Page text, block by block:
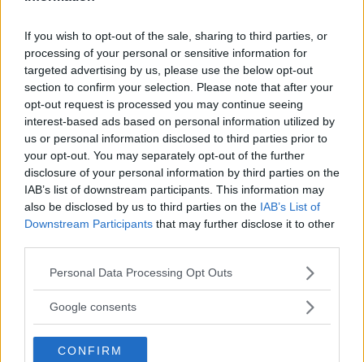
If you wish to opt-out of the sale, sharing to third parties, or
processing of your personal or sensitive information for
targeted advertising by us, please use the below opt-out
section to confirm your selection. Please note that after your
opt-out request is processed you may continue seeing
interest-based ads based on personal information utilized by
us or personal information disclosed to third parties prior to
your opt-out. You may separately opt-out of the further
disclosure of your personal information by third parties on the
IAB’s list of downstream participants. This information may
also be disclosed by us to third parties on the IAB’s List of
Downstream Participants that may further disclose it to other
Please note that this website/app uses one or more Google
not limited to your visit or usage behaviour. You may click to
use your data for below specified purposes in below Google
consent section.
Personal Data Processing Opt Outs
Google consents
CONFIRM
och kom att snart läggas ner som De Soto och Packard.
Stationsvagnen Bermuda fanns endast 1958.
Bermuda med sina träimitationer var lite finare än Villager som den delade
kaross med men även tvådörrarsversionen Roundup.